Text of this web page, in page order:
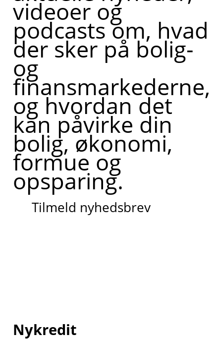
videoer og
podcasts om, hvad
der sker på bolig-
og
finansmarkederne,
og hvordan det
kan påvirke din
bolig, økonomi,
formue og
opsparing.
Tilmeld nyhedsbrev
Nykredit